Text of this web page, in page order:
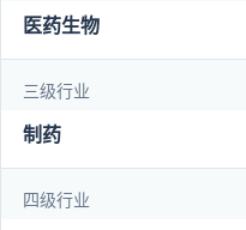
医药生物
三级行业
制药
四级行业